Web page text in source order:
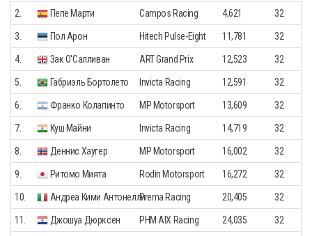
2. Пепе Марти Campos Racing 4,621 32
3. Пол Арон Hitech Pulse-Eight 11,781 32
4. Зак О'Салливан ART Grand Prix 12,523 32
5. Габриэль Бортолето Invicta Racing 12,591 32
6. Франко Колапинто MP Motorsport 13,609 32
7. Куш Майни Invicta Racing 14,719 32
8. Деннис Хаугер MP Motorsport 16,002 32
9. Ритомо Мията Rodin Motorsport 16,272 32
10. Андреа Кими АнтонеллиPrema Racing 20,405 32
11. Джошуа Дюрксен PHM AIX Racing 24,035 32